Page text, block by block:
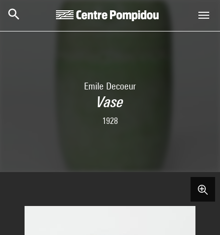
Emile Decoeur
Vase
1928